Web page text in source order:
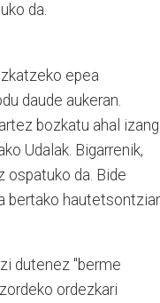
da.
epea
daude aukeran.
bozkatu ahal
Udalak. Bigarrenik,
ospatuko da. Bide
bertako
dutenez "berme
ordezkari